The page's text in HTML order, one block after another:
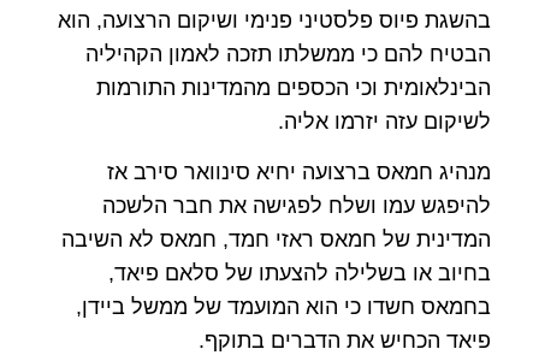
בהשגת פיוס פלסטיני פנימי ושיקום הרצועה, הוא
הבטיח להם כי ממשלתו תזכה לאמון הקהיליה
הבינלאומית וכי הכספים מהמדינות התורמות
לשיקום עזה יזרמו אליה.
מנהיג חמאס ברצועה יחיא סינוואר סירב אז
להיפגש עמו ושלח לפגישה את חבר הלשכה
המדינית של חמאס ראזי חמד, חמאס לא השיבה
בחיוב או בשלילה להצעתו של סלאם פיאד,
בחמאס חשדו כי הוא המועמד של ממשל ביידן,
פיאד הכחיש את הדברים בתוקף.